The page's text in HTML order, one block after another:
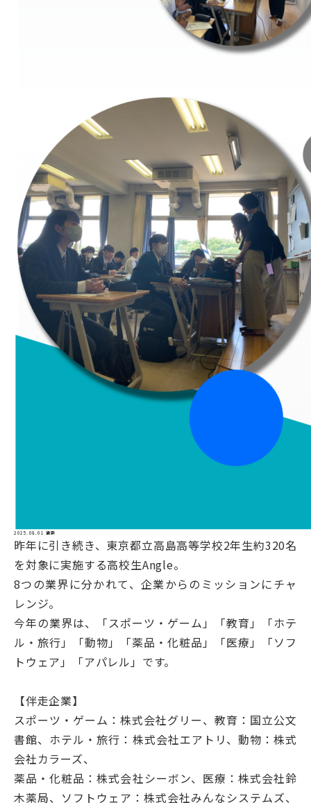
2025.08.01 更新
昨年に引き続き、東京都立高島高等学校2年生約320名
を対象に実施する高校生Angle。
8つの業界に分かれて、企業からのミッションにチャ
レンジ。
今年の業界は、「スポーツ・ゲーム」「教育」「ホテ
ル・旅行」「動物」「薬品・化粧品」「医療」「ソフ
トウェア」「アパレル」です。
【伴走企業】
スポーツ・ゲーム：株式会社グリー、教育：国立公文
書館、ホテル・旅行：株式会社エアトリ、動物：株式
会社カラーズ、
薬品・化粧品：株式会社シーボン、医療：株式会社鈴
木薬局、ソフトウェア：株式会社みんなシステムズ、